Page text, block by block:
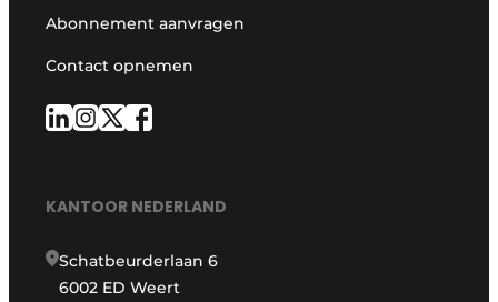
Abonnement aanvragen
Contact opnemen
KANTOOR NEDERLAND
Schatbeurderlaan 6
6002 ED Weert